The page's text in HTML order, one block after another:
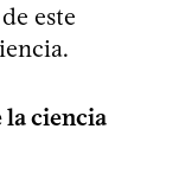
este
la ciencia